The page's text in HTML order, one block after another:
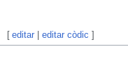
[ editar |editar còdic ]